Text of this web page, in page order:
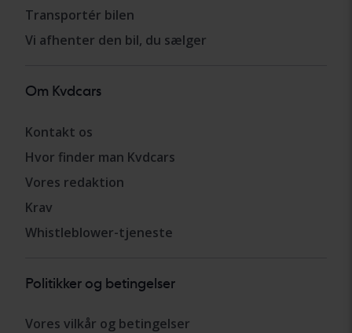
Transportér bilen
Vi afhenter den bil, du sælger
Om Kvdcars
Kontakt os
Hvor finder man Kvdcars
Vores redaktion
Krav
Whistleblower-tjeneste
Politikker og betingelser
Vores vilkår og betingelser